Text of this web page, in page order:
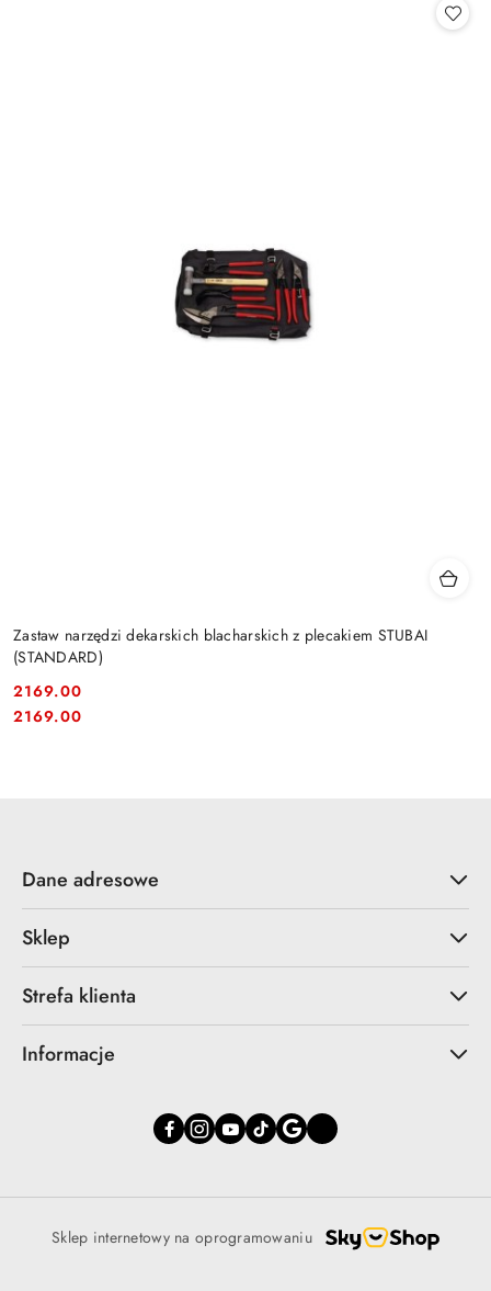
Zastaw narzędzi dekarskich blacharskich z plecakiem STUBAI
(STANDARD)
Cena:
2169.00
Cena:
2169.00
Dane adresowe
Sklep
Strefa klienta
Informacje
Sklep internetowy na oprogramowaniu